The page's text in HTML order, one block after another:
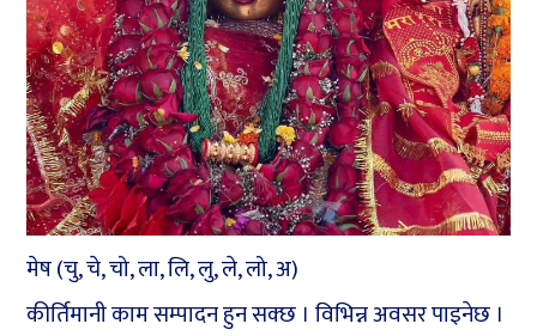
मेष (चु, चे, चो, ला, लि, लु, ले, लो, अ)
कीर्तिमानी काम सम्पादन हुन सक्छ । विभिन्न अवसर पाइनेछ ।